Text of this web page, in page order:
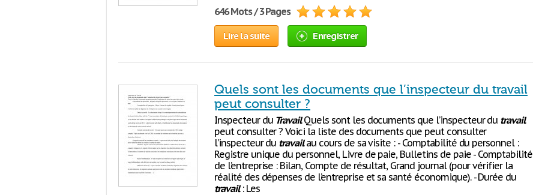
646 Mots / 3 Pages
Lire la suite Enregistrer
Quels sont les documents que l’inspecteur du travail
peut consulter ?
Inspecteur du TravailQuels sont les documents que l’inspecteur du travail
peut consulter ? Voici la liste des documents que peut consulter
l’inspecteur du travailau cours de sa visite : - Comptabilité du personnel :
Registre unique du personnel, Livre de paie, Bulletins de paie - Comptabilité
de l’entreprise : Bilan, Compte de résultat, Grand journal (pour vérifier la
réalité des dépenses de l’entreprise et sa santé économique). - Durée du
travail: Les